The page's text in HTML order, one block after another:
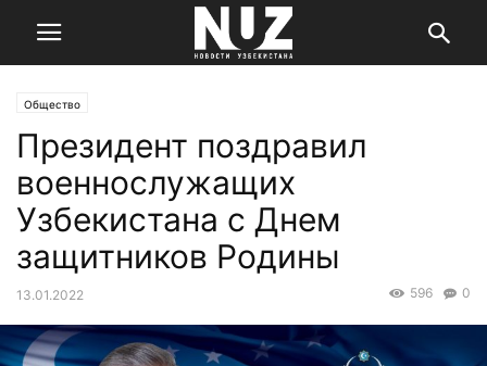
Общество
Президент поздравил
военнослужащих
Узбекистана с Днем
защитников Родины
13.01.2022 0
596